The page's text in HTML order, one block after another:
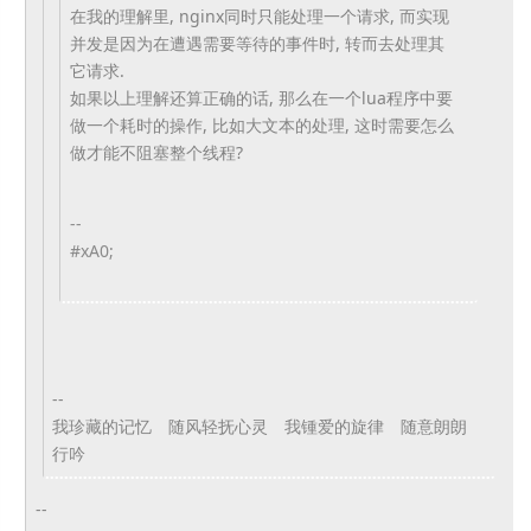
在我的理解里, nginx同时只能处理一个请求, 而实现
并发是因为在遭遇需要等待的事件时, 转而去处理其
它请求.
如果以上理解还算正确的话, 那么在一个lua程序中要
做一个耗时的操作, 比如大文本的处理, 这时需要怎么
做才能不阻塞整个线程?
--
#xA0;
--
我珍藏的记忆 随风轻抚心灵 我锺爱的旋律 随意朗朗
行吟
--